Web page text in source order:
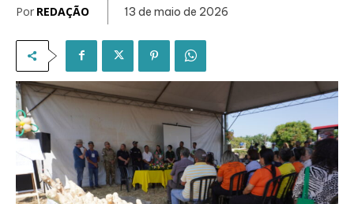
Por REDAÇÃO 13 de maio de 2026